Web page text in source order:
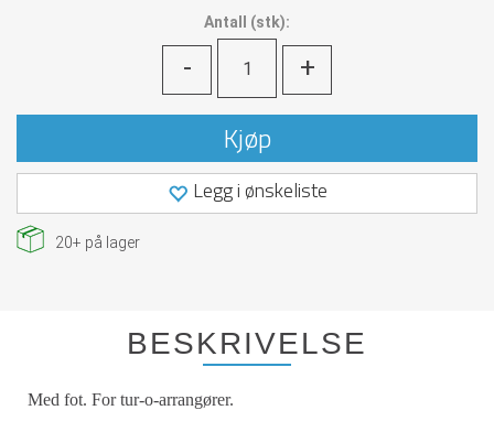
Antall (stk):
- +
Kjøp
Legg i ønskeliste
20+ på lager
BESKRIVELSE
Med fot. For tur-o-arrangører.